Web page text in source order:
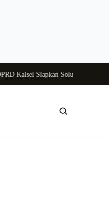
Siapkan Solusi Krisis